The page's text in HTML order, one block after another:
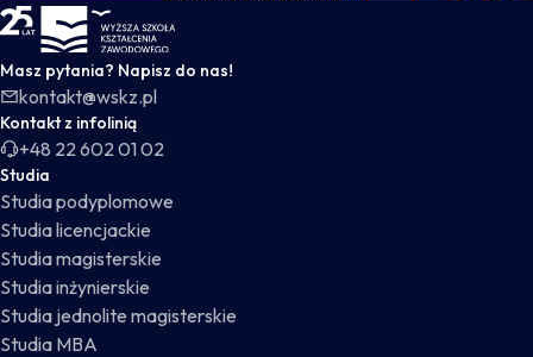
WSKZ - strona główna
Masz pytania? Napisz do nas!
kontakt@wskz.pl
Kontakt z infolinią
+48 22 602 01 02
Studia
Studia podyplomowe
Studia licencjackie
Studia magisterskie
Studia inżynierskie
Studia jednolite magisterskie
Studia MBA